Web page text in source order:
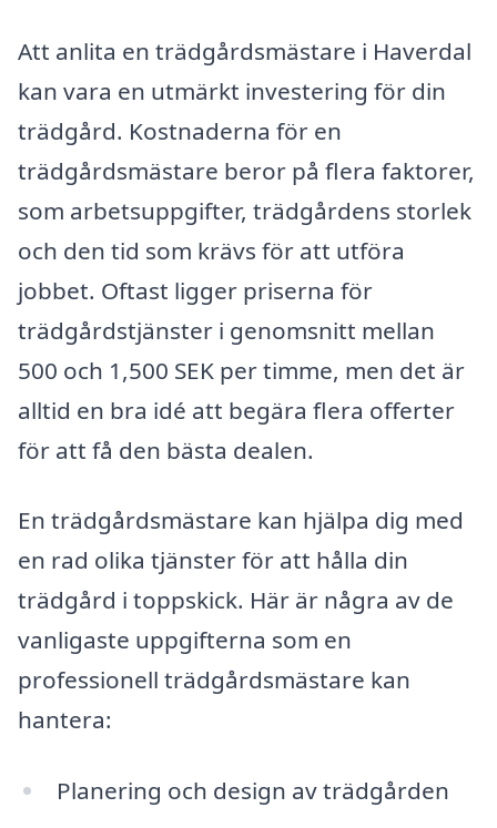
Att anlita en trädgårdsmästare i Haverdal
kan vara en utmärkt investering för din
trädgård. Kostnaderna för en
trädgårdsmästare beror på flera faktorer,
som arbetsuppgifter, trädgårdens storlek
och den tid som krävs för att utföra
jobbet. Oftast ligger priserna för
trädgårdstjänster i genomsnitt mellan
500 och 1,500 SEK per timme, men det är
alltid en bra idé att begära flera offerter
för att få den bästa dealen.
En trädgårdsmästare kan hjälpa dig med
en rad olika tjänster för att hålla din
trädgård i toppskick. Här är några av de
vanligaste uppgifterna som en
professionell trädgårdsmästare kan
hantera:
Planering och design av trädgården